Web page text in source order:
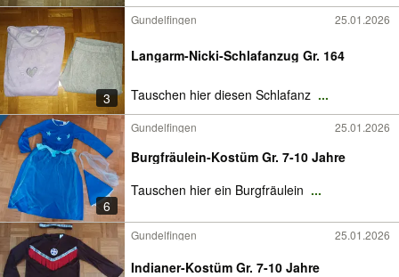
3
Gundelfingen 25.01.2026
Langarm-Nicki-Schlafanzug Gr. 164
Tauschen hier diesen Schlafanz ...
6
Gundelfingen 25.01.2026
Burgfräulein-Kostüm Gr. 7-10 Jahre
Tauschen hier ein Burgfräulein ...
Gundelfingen 25.01.2026
Indianer-Kostüm Gr. 7-10 Jahre